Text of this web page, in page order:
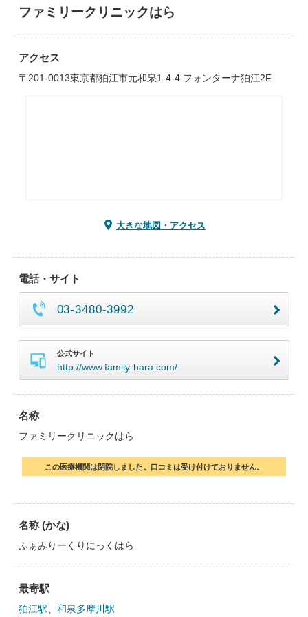
ファミリークリニックはら
アクセス
〒201-0013東京都狛江市元和泉1-4-4 フォンターナ狛江2F
大きな地図・アクセス
電話・サイト
03-3480-3992
公式サイト
http://www.family-hara.com/
名称
ファミリークリニックはら
この医療機関は閉院しました。口コミは受け付けておりません。
名称 (かな)
ふぁみりーくりにっくはら
最寄駅
狛江駅 和泉多摩川駅